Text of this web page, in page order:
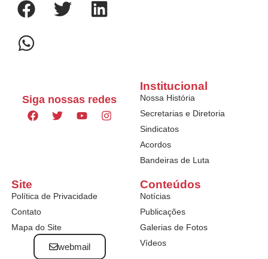
Siga nossas redes
Institucional
Nossa História
Secretarias e Diretoria
Sindicatos
Acordos
Bandeiras de Luta
Site
Política de Privacidade
Contato
Mapa do Site
webmail
Conteúdos
Notícias
Publicações
Galerias de Fotos
Vídeos